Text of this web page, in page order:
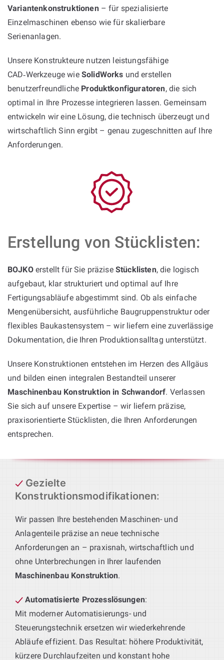
Variantenkonstruktionen– für spezialisierte
Einzelmaschinen ebenso wie für skalierbare
Serienanlagen.
Unsere Konstrukteure nutzen leistungsfähige
CAD‑Werkzeuge wie SolidWorks und erstellen
benutzerfreundliche Produktkonfiguratoren, die sich
optimal in Ihre Prozesse integrieren lassen. Gemeinsam
entwickeln wir eine Lösung, die technisch überzeugt und
wirtschaftlich Sinn ergibt – genau zugeschnitten auf Ihre
Anforderungen.
Erstellung von Stücklisten:
BOJKOerstellt für Sie präzise Stücklisten, die logisch
aufgebaut, klar strukturiert und optimal auf Ihre
Fertigungsabläufe abgestimmt sind. Ob als einfache
Mengenübersicht, ausführliche Baugruppenstruktur oder
flexibles Baukastensystem – wir liefern eine zuverlässige
Dokumentation, die Ihren Produktionsalltag unterstützt.
Unsere Konstruktionen entstehen im Herzen des Allgäus
und bilden einen integralen Bestandteil unserer
Maschinenbau Konstruktion in Schwandorf. Verlassen
Sie sich auf unsere Expertise – wir liefern präzise,
praxisorientierte Stücklisten, die Ihren Anforderungen
entsprechen.
Gezielte
Konstruktionsmodifikationen:
Wir passen Ihre bestehenden Maschinen- und
Anlagenteile präzise an neue technische
Anforderungen an – praxisnah, wirtschaftlich und
ohne Unterbrechungen in Ihrer laufenden
Maschinenbau Konstruktion.
Automatisierte Prozesslösungen:
Mit moderner Automatisierungs- und
Steuerungstechnik ersetzen wir wiederkehrende
Abläufe effizient. Das Resultat: höhere Produktivität,
kürzere Durchlaufzeiten und konstant hohe